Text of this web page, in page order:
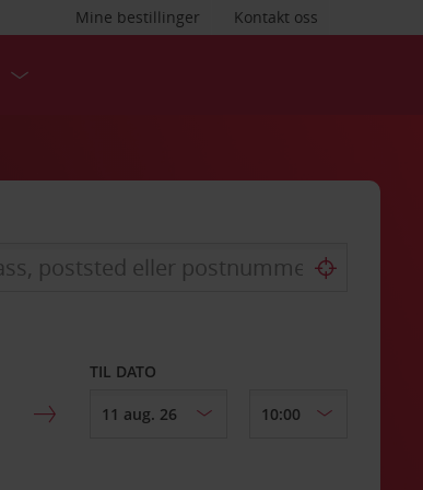
Kontakt oss
Mine bestillinger
TIL DATO